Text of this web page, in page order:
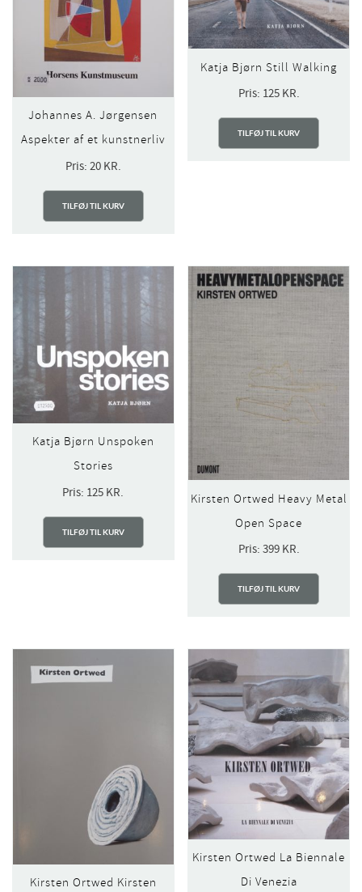
Johannes A. Jørgensen
Aspekter af et kunstnerliv
Pris: 20 KR.
TILFØJ TIL KURV
Katja Bjørn Still Walking
Pris: 125 KR.
TILFØJ TIL KURV
Katja Bjørn Unspoken
Stories
Pris: 125 KR.
TILFØJ TIL KURV
Kirsten Ortwed Heavy Metal
Open Space
Pris: 399 KR.
TILFØJ TIL KURV
Kirsten Ortwed Kirsten
Kirsten Ortwed La Biennale
Di Venezia